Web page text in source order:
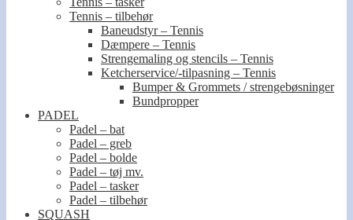
Tennis – tilbehør
Baneudstyr – Tennis
Dæmpere – Tennis
Strengemaling og stencils – Tennis
Ketcherservice/-tilpasning – Tennis
Bumper & Grommets / strengebøsninger
Bundpropper
PADEL
Padel – bat
Padel – greb
Padel – bolde
Padel – tøj mv.
Padel – tasker
Padel – tilbehør
SQUASH